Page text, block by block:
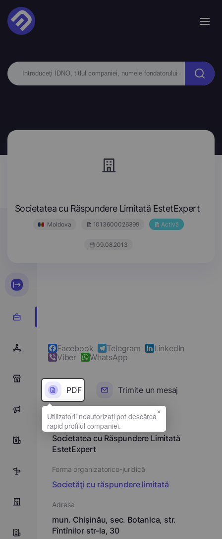
Societatea cu Răspundere Limitată EstetExpert
Moldova 1013600026399 Activă
09.08.2013
9
14
Facebook Telegram
LinkedIn
Viber
WhatsApp
PDF Trimite un mesaj
Denumirea completă
Societatea cu Răspundere Limitată
EstetExpert
Forma organizatorico-juridică
Societăţi cu răspundere limitată
Adresa
mun. Chişinău, sec. Botanica, str.
Fîntînilor str-la, 30
×